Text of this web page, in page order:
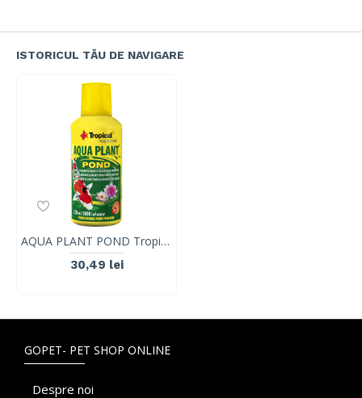
ISTORICUL TĂU DE NAVIGARE
AQUA PLANT POND Tropical Fish, 250ml
30,49 lei
GOPET- PET SHOP ONLINE
Despre noi